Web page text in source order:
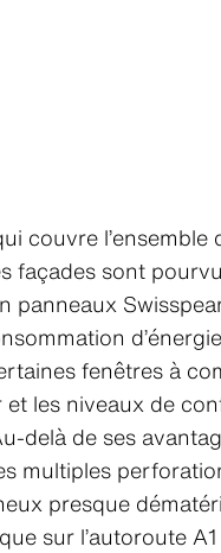
couvre
sont
fenêtres à
et les niveaux de
delà de ses
multiples
presque
sur l’autoroute